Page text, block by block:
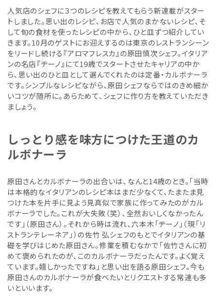
人気店のシェフに３つのレシピを教えてもらう新連載がスター
トしました。思い出のレシピ、お店で人気のまかないレシピ、そ
して旬の食材を使ったレシピの中から、ひと皿ずつ紹介してい
きます。10月のゲストにお迎えするのは東京のレストランシーン
をリードし続ける『アロマフレスカ』の原田慎次シェフ。イタリア
ンの名店『ヂーノ』にて19歳でスタートさせたキャリアの中か
ら、思い出のひと皿として選んでくれたのは定番・カルボナーラ
です。シンプルなレシピながら、原田シェフならではのきめ細か
いコツが随所に。あらためて、シェフに作り方を教えていただき
ましょう。
しっとり感を味方につけた王道のカ
ルボナーラ
原田さんとカルボナーラの出合いは、なんと14歳のとき。「当時
は本格的なイタリアンのレシピ本はまだ少なくて、たまたま見
つけた本を片手に見よう見真似で家族に作ってみたのがカル
ボナーラでした。これが大失敗（笑）、全然おいしくなかったん
です」（原田さん）。それから時は流れ、 六本木「ヂーノ」（現「リ
ストランテレーネア」）の佐竹 弘シェフのもとでイタリアンの基
礎を学びはじめた原田さん。修業を積むなかで「佐竹さんに初
めて褒められたのが、このカルボナーラだったんです。よく覚え
ています。嬉しかったですね」と思い出を語る原田シェフ。今も
原田さんのカルボナーラが食べたいとリクエストする常連も多
いといいます。